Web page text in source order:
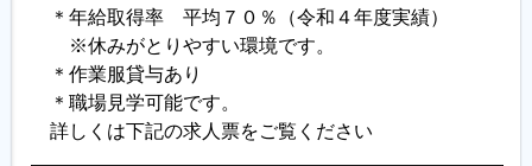
＊年給取得率 平均７０％（令和４年度実績）
※休みがとりやすい環境です。
＊作業服貸与あり
＊職場見学可能です。
詳しくは下記の求人票をご覧ください